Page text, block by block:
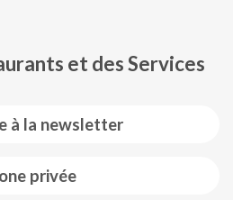
à la newsletter
privée
et des Services